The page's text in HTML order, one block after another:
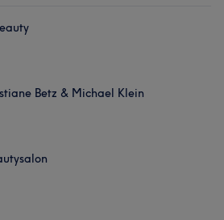
Betz & Michael Klein